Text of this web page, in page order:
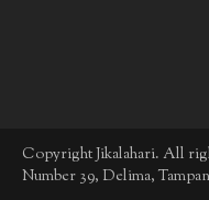
Copyright Jikalahari. All
Number 39, Delima,